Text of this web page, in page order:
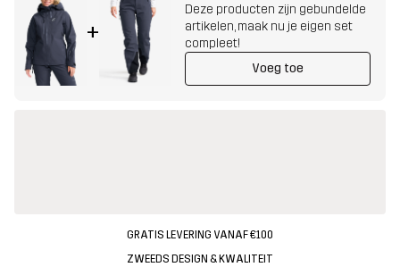
+
Deze producten zijn gebundelde
artikelen, maak nu je eigen set
compleet!
Voeg toe
GRATIS LEVERING VANAF €100
ZWEEDS DESIGN & KWALITEIT